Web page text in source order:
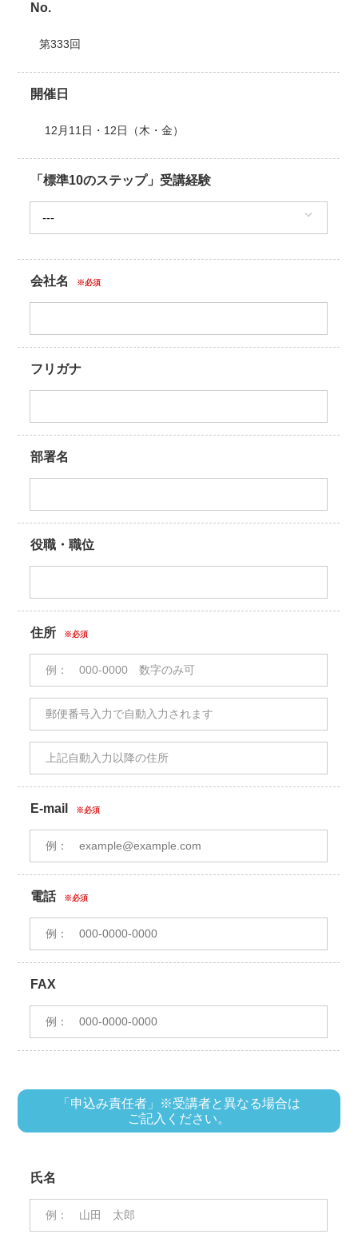
No.
開催日
「標準10のステップ」受講経験
会社名 ※必須
フリガナ
部署名
役職・職位
住所 ※必須
E-mail ※必須
電話 ※必須
FAX
「申込み責任者」※受講者と異なる場合は
ご記入ください。
氏名